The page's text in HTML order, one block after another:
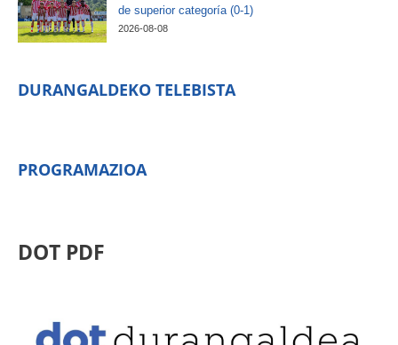
de superior categoría (0-1)
2026-08-08
DURANGALDEKO TELEBISTA
PROGRAMAZIOA
DOT PDF